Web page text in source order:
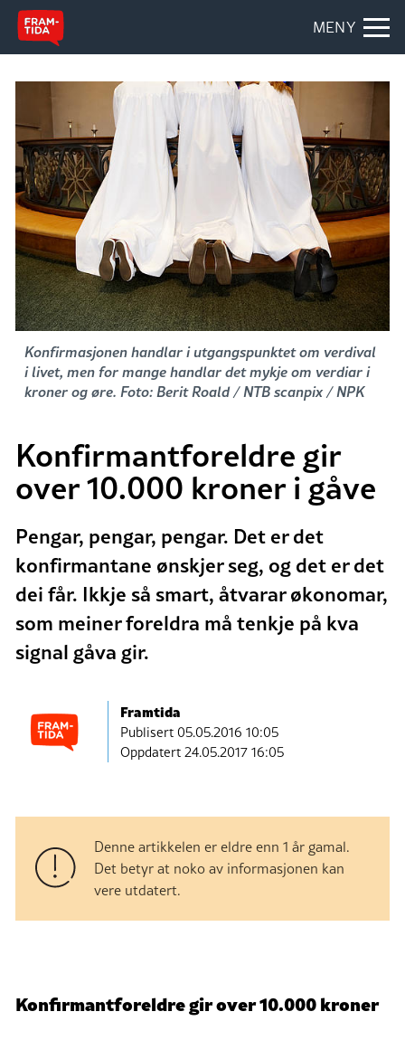
MENY
Konfirmasjonen handlar i utgangspunktet om verdival
i livet, men for mange handlar det mykje om verdiar i
kroner og øre. Foto: Berit Roald / NTB scanpix / NPK
Konfirmantforeldre gir
over 10.000 kroner i gåve
Pengar, pengar, pengar. Det er det
konfirmantane ønskjer seg, og det er det
dei får. Ikkje så smart, åtvarar økonomar,
som meiner foreldra må tenkje på kva
signal gåva gir.
Framtida
Publisert05.05.2016 10:05
Oppdatert 24.05.2017 16:05
Denne artikkelen er eldre enn 1 år gamal.
Det betyr at noko av informasjonen kan
vere utdatert.
Konfirmantforeldre gir over 10.000 kroner